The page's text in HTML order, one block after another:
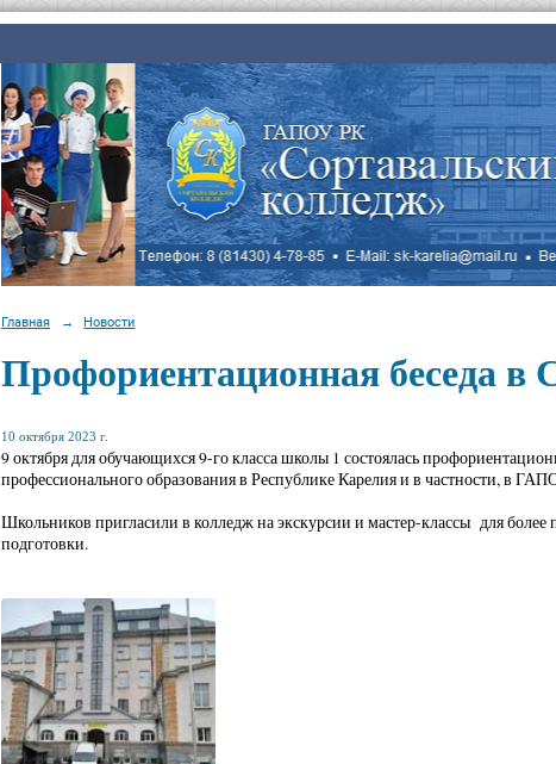
Главная → Новости
Профориентационная беседа
10 октября 2023 г.
9 октября для обучающихся 9-го класса школы 1 состоялась
профессионального образования в Республике Карелия и в частности, в
Школьников пригласили в колледж на экскурсии и мастер-классы для
подготовки.